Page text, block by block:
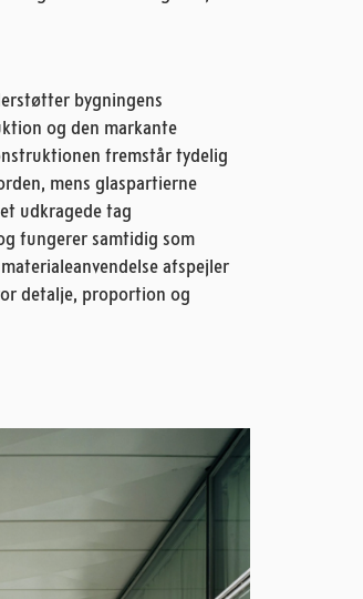
bygningens
og den markante
fremstår tydelig
mens glaspartierne
udkragede tag
fungerer samtidig som
afspejler
detalje, proportion og